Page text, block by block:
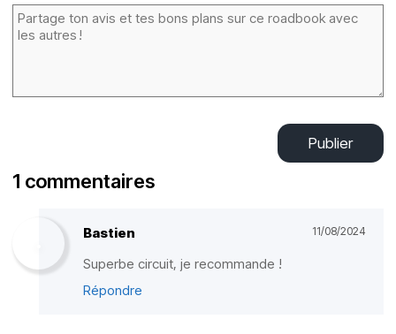
Publier
1 commentaires
Bastien 11/08/2024
Superbe circuit, je recommande !
Répondre